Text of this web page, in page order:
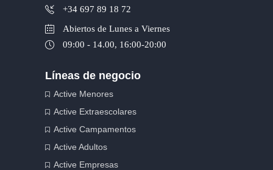
+34 697 89 18 72
Abiertos de Lunes a Viernes
09:00 - 14.00, 16:00-20:00
Líneas de negocio
Active Menores
Active Extraescolares
Active Campamentos
Active Adultos
Active Empresas